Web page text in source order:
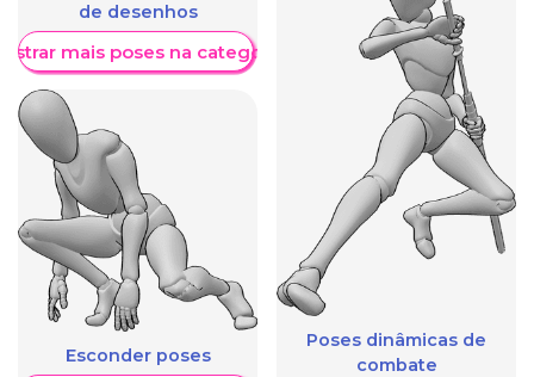
de desenhos
mais poses na categoria
Esconder poses
Poses dinâmicas de
combate